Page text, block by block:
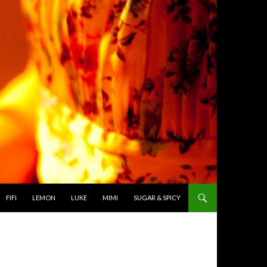
FIFI
LEMON LUKE MIMI SUGAR & SPICY